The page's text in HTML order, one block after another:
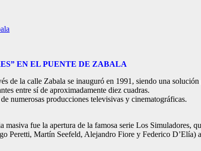
EN EL PUENTE DE ZABALA
de la calle Zabala se inauguró en 1991, siendo una
entre sí de aproximadamente diez cuadras.
numerosas producciones televisivas y cinematográficas.
masiva fue la apertura de la famosa serie Los Simuladores,
Peretti, Martín Seefeld, Alejandro Fiore y Federico